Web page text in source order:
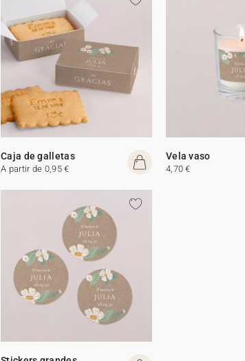
Caja de galletas
A partir de 0,95 €
Vela vaso
4,70 €